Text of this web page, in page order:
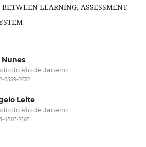
LEARNING, ASSESSMENT
do Rio de Janeiro
8559-8632
Leite
do Rio de Janeiro
4583-7165